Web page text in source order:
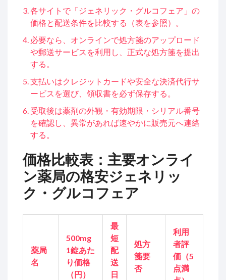
各サイトで「ジェネリック・グルコフェア」の
価格と配送条件を比較する（表を参照）。
必要なら、オンラインで処方箋のアップロード
や郵送サービスを利用し、正式な処方箋を提出
する。
支払いはクレジットカードや安全な決済代行サ
ービスを選び、領収書を必ず保存する。
受取後は薬剤の外観・有効期限・シリアル番号
を確認し、異常があれば速やかに販売元へ連絡
する。
価格比較表：主要オンライ
ン薬局の格安ジェネリッ
ク・グルコフェア
薬局
名
500mg
1錠あた
り価格
（円）
最
短
配
送
日
処方
箋要
否
利用
者評
価（5
点満